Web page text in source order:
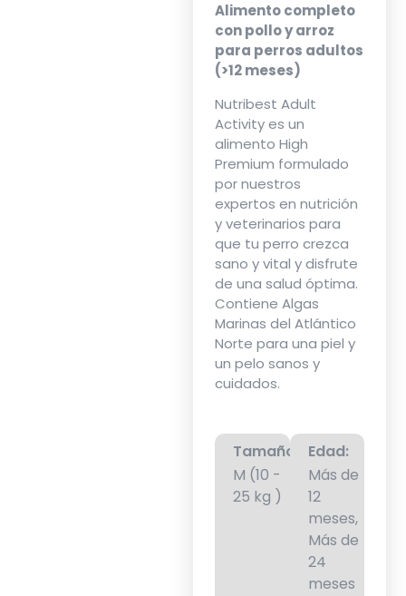
Alimento completo
con pollo y arroz
para perros adultos
(>12 meses)
Nutribest Adult
Activity es un
alimento High
Premium formulado
por nuestros
expertos en nutrición
y veterinarios para
que tu perro crezca
sano y vital y disfrute
de una salud óptima.
Contiene Algas
Marinas del Atlántico
Norte para una piel y
un pelo sanos y
cuidados.
Tamaño:
M (10 -
25 kg )
Edad:
Más de
12
meses,
Más de
24
meses